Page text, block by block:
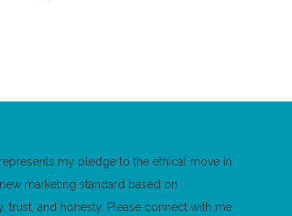
my pledge to the ethical move in
marketing standard based on
trust, and honesty. Please connect with me